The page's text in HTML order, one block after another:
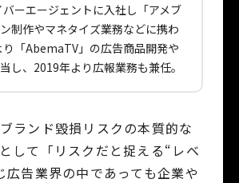
ーエージェントに入社し「アメブ
制作やマネタイズ業務などに携わ
「AbemaTV」の広告商品開発や
し、2019年より広報業務も兼任。
ランド毀損リスクの本質的な
して「リスクだと捉える“レベ
広告業界の中であっても企業や